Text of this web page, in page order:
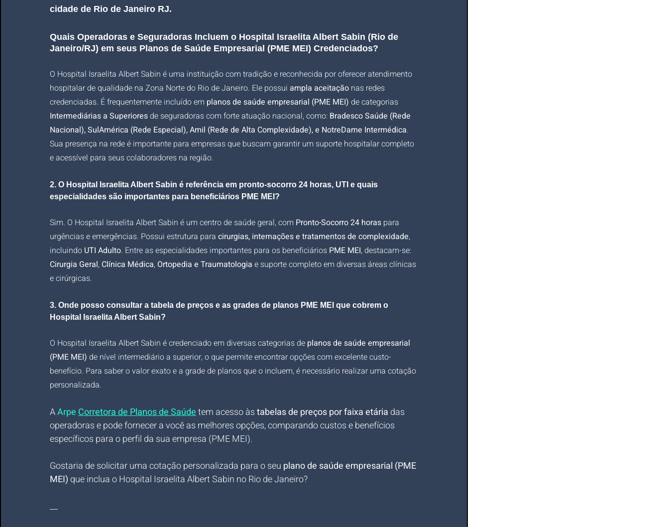
cidade de Rio de Janeiro RJ.
Quais Operadoras e Seguradoras Incluem o Hospital Israelita Albert Sabin (Rio de
Janeiro/RJ) em seus Planos de Saúde Empresarial (PME MEI) Credenciados?
O Hospital Israelita Albert Sabin é uma instituição com tradição e reconhecida por oferecer atendimento
hospitalar de qualidade na Zona Norte do Rio de Janeiro. Ele possui ampla aceitação nas redes
credenciadas. É frequentemente incluído em planos de saúde empresarial (PME MEI) de categorias
Intermediárias a Superiores de seguradoras com forte atuação nacional, como: Bradesco Saúde (Rede
Nacional), SulAmérica (Rede Especial), Amil (Rede de Alta Complexidade), e NotreDame Intermédica.
Sua presença na rede é importante para empresas que buscam garantir um suporte hospitalar completo
e acessível para seus colaboradores na região.
2. O Hospital Israelita Albert Sabin é referência em pronto-socorro 24 horas, UTI e quais
especialidades são importantes para beneficiários PME MEI?
Sim. O Hospital Israelita Albert Sabin é um centro de saúde geral, com Pronto-Socorro 24 horas para
urgências e emergências. Possui estrutura para cirurgias, internações e tratamentos de complexidade,
incluindo UTI Adulto. Entre as especialidades importantes para os beneficiários PME MEI, destacam-se:
Cirurgia Geral, Clínica Médica, Ortopedia e Traumatologia e suporte completo em diversas áreas clínicas
e cirúrgicas.
3. Onde posso consultar a tabela de preços e as grades de planos PME MEI que cobrem o
Hospital Israelita Albert Sabin?
O Hospital Israelita Albert Sabin é credenciado em diversas categorias de planos de saúde empresarial
(PME MEI) de nível intermediário a superior, o que permite encontrar opções com excelente custo-
benefício. Para saber o valor exato e a grade de planos que o incluem, é necessário realizar uma cotação
personalizada.
A Arpe Corretora de Planos de Saúde tem acesso às tabelas de preços por faixa etária das
operadoras e pode fornecer a você as melhores opções, comparando custos e benefícios
específicos para o perfil da sua empresa (PME MEI).
Gostaria de solicitar uma cotação personalizada para o seu plano de saúde empresarial (PME
MEI) que inclua o Hospital Israelita Albert Sabin no Rio de Janeiro?
__